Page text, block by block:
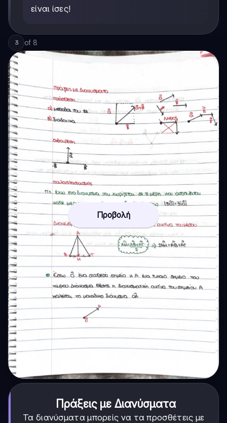
είναι ίσες!
3 of 8
Προβολή
Πράξεις με Διανύσματα
Τα διανύσματα μπορείς να τα προσθέτεις με